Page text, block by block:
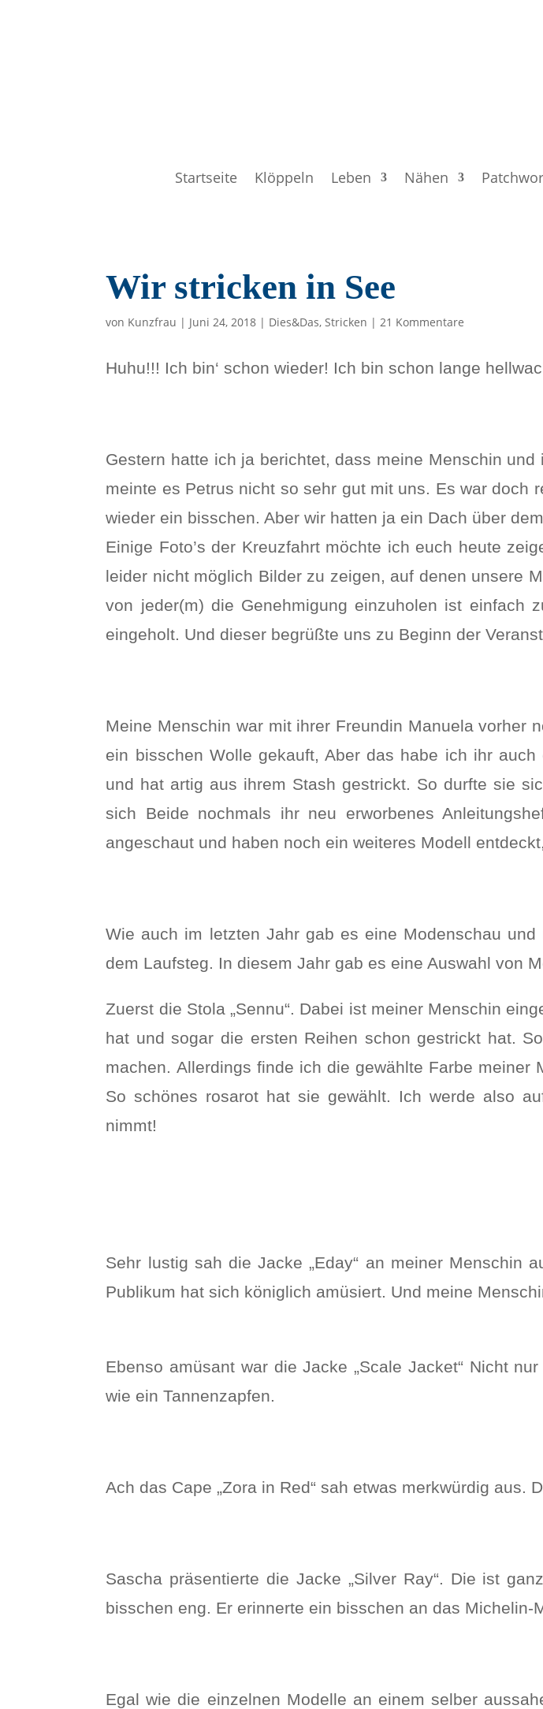
Startseite Klöppeln Leben Nähen
Wir stricken in See
von Kunzfrau | Juni 24, 2018 | Dies&Das, Stricken | 21 Kommentare
Huhu!!! Ich bin‘ schon wieder! Ich bin schon lange
Gestern hatte ich ja berichtet, dass meine Menschin
meinte es Petrus nicht so sehr gut mit uns. Es war doch
wieder ein bisschen. Aber wir hatten ja ein Dach über
Einige Foto’s der Kreuzfahrt möchte ich euch heute
leider nicht möglich Bilder zu zeigen, auf denen unsere
von jeder(m) die Genehmigung einzuholen ist einfach
eingeholt. Und dieser begrüßte uns zu Beginn der
Meine Menschin war mit ihrer Freundin Manuela vorher
ein bisschen Wolle gekauft, Aber das habe ich ihr
und hat artig aus ihrem Stash gestrickt. So durfte sie
sich Beide nochmals ihr neu erworbenes
angeschaut und haben noch ein weiteres Modell
Wie auch im letzten Jahr gab es eine Modenschau
dem Laufsteg. In diesem Jahr gab es eine Auswahl von
Zuerst die Stola „Sennu“. Dabei ist meiner Menschin
hat und sogar die ersten Reihen schon gestrickt hat.
machen. Allerdings finde ich die gewählte Farbe meiner
So schönes rosarot hat sie gewählt. Ich werde also
nimmt!
Sehr lustig sah die Jacke „Eday“ an meiner Menschin
Publikum hat sich königlich amüsiert. Und meine
Ebenso amüsant war die Jacke „Scale Jacket“ Nicht
wie ein Tannenzapfen.
Ach das Cape „Zora in Red“ sah etwas merkwürdig aus.
Sascha präsentierte die Jacke „Silver Ray“. Die ist
bisschen eng. Er erinnerte ein bisschen an das
Egal wie die einzelnen Modelle an einem selber